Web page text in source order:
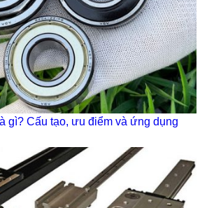
gì? Cấu tạo, ưu điểm và ứng dụng